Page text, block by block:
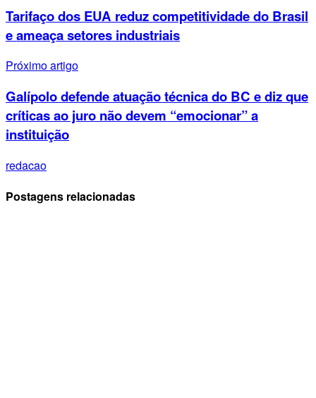
Tarifaço dos EUA reduz competitividade do Brasil
e ameaça setores industriais
Próximo artigo
Galípolo defende atuação técnica do BC e diz que
críticas ao juro não devem “emocionar” a
instituição
redacao
Postagens relacionadas